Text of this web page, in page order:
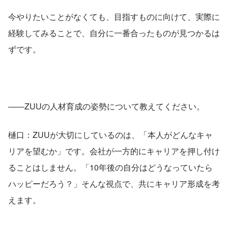
今やりたいことがなくても、目指すものに向けて、実際に
経験してみることで、自分に一番合ったものが見つかるは
ずです。
――ZUUの人材育成の姿勢について教えてください。
樋口：ZUUが大切にしているのは、「本人がどんなキャ
リアを望むか」です。会社が一方的にキャリアを押し付け
ることはしません。「10年後の自分はどうなっていたら
ハッピーだろう？」そんな視点で、共にキャリア形成を考
えます。